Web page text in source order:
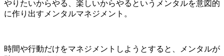
やりたいからやる、楽しいからやるというメンタルを意図的
に作り出すメンタルマネジメント。
時間や行動だけをマネジメントしようとすると、メンタルが